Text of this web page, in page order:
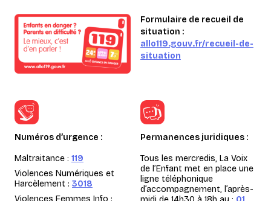
Formulaire de recueil de
situation :
allo119.gouv.fr/recueil-de-
situation
Numéros d’urgence :
Maltraitance : 119
Violences Numériques et
Harcèlement : 3018
Permanences juridiques :
Tous les mercredis, La Voix
de l’Enfant met en place une
ligne téléphonique
d’accompagnement, l’après-